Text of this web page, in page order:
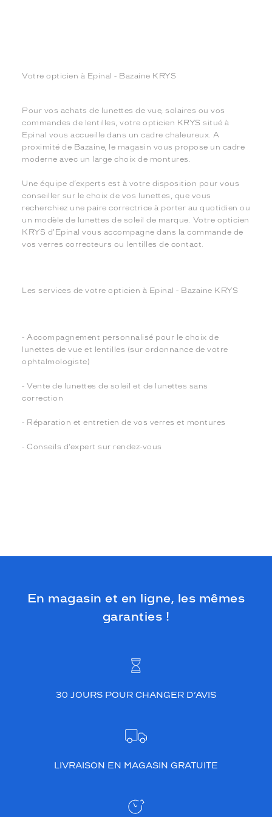
Votre opticien à Epinal - Bazaine KRYS
Pour vos achats de lunettes de vue, solaires ou vos
commandes de lentilles, votre opticien KRYS situé à
Epinal vous accueille dans un cadre chaleureux. A
proximité de Bazaine, le magasin vous propose un cadre
moderne avec un large choix de montures.
Une équipe d’experts est à votre disposition pour vous
conseiller sur le choix de vos lunettes, que vous
recherchiez une paire correctrice à porter au quotidien ou
un modèle de lunettes de soleil de marque. Votre opticien
KRYS d'Epinal vous accompagne dans la commande de
vos verres correcteurs ou lentilles de contact.
Les services de votre opticien à Epinal - Bazaine KRYS
- Accompagnement personnalisé pour le choix de
lunettes de vue et lentilles (sur ordonnance de votre
ophtalmologiste)
- Vente de lunettes de soleil et de lunettes sans
correction
- Réparation et entretien de vos verres et montures
- Conseils d’expert sur rendez-vous
En magasin et en ligne, les mêmes
garanties !
30 JOURS POUR CHANGER D’AVIS
LIVRAISON EN MAGASIN GRATUITE